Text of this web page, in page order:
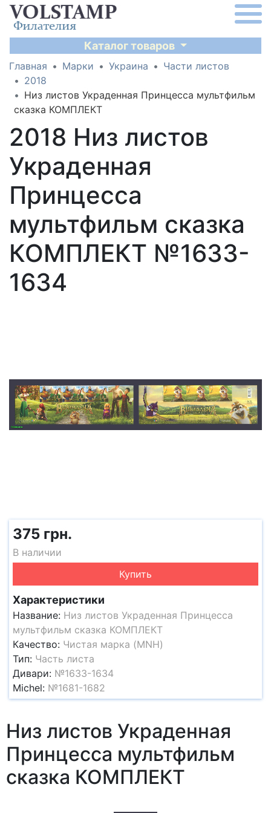
Каталог товаров
Главная Марки Украина
Части листов
2018
Низ листов Украденная Принцесса мультфильм
сказка КОМПЛЕКТ
2018 Низ листов
Украденная
Принцесса
мультфильм сказка
КОМПЛЕКТ №1633-
1634
375 грн.
В наличии
Купить
Характеристики
Название: Низ листов Украденная Принцесса
мультфильм сказка КОМПЛЕКТ
Качество: Чистая марка (MNH)
Тип: Часть листа
Дивари: №1633-1634
Michel: №1681-1682
Низ листов Украденная
Принцесса мультфильм
сказка КОМПЛЕКТ